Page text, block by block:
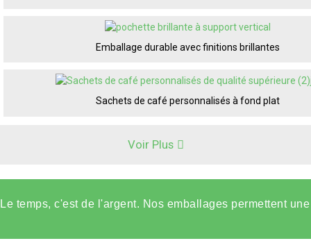
Emballage durable avec finitions brillantes
Sachets de café personnalisés à fond plat
Voir Plus
Le temps, c'est de l'argent. Nos emballages permettent